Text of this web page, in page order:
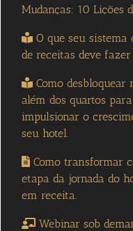
Mudanças: 10 Lições
O que seu sistema
de receitas deve fazer
Como desbloquear
além dos quartos para
impulsionar o
seu hotel.
Como transformar
etapa da jornada do
em receita.
Webinar sob